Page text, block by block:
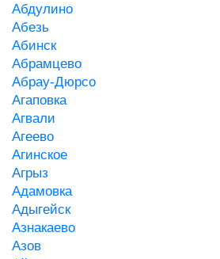
Абдулино
Абезь
Абинск
Абрамцево
Абрау-Дюрсо
Агаповка
Агвали
Агеево
Агинское
Агрыз
Адамовка
Адыгейск
Азнакаево
Азов